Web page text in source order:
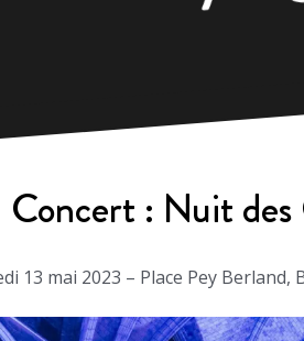
Concert : Nuit
13 mai 2023 – Place Pey